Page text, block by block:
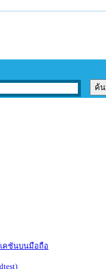
คชันบนมือถือ